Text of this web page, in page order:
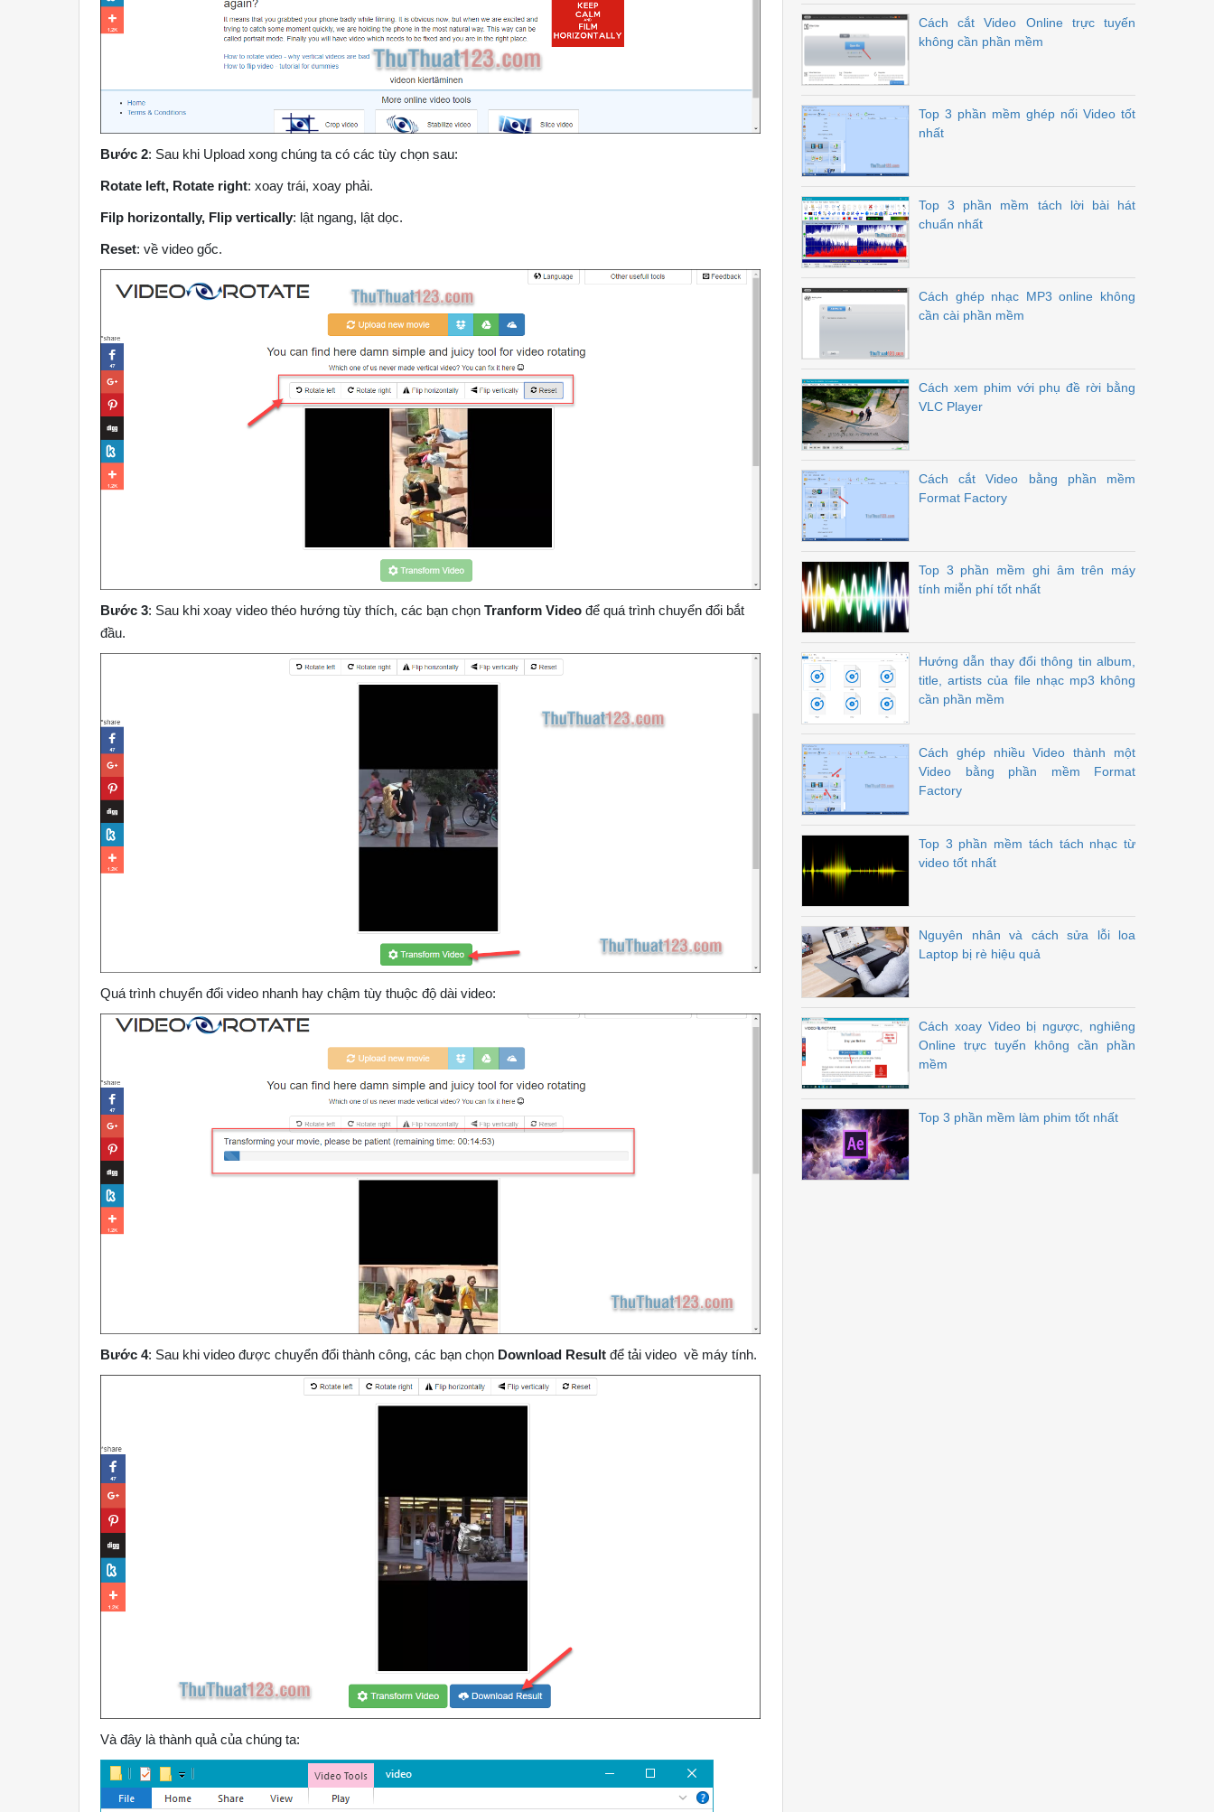
Bước 2: Sau khi Upload xong chúng ta có các tùy chọn sau:
Rotate left, Rotate right: xoay trái, xoay phải.
Filp horizontally, Flip vertically: lật ngang, lật dọc.
Reset: về video gốc.
Bước 3: Sau khi xoay video théo hướng tùy thích, các bạn chọnTranform Video để quá trình chuyển đổi bắt
đầu.
Quá trình chuyển đổi video nhanh hay chậm tùy thuộc độ dài video:
Bước 4: Sau khi video được chuyển đổi thành công, các bạn chọn Download Result để tải video về máy tính.
Và đây là thành quả của chúng ta:
Cách cắt Video Online trực tuyến
không cần phần mềm
Top 3 phần mềm ghép nối Video tốt
nhất
Top 3 phần mềm tách lời bài hát
chuẩn nhất
Cách ghép nhạc MP3 online không
cần cài phần mềm
Cách xem phim với phụ đề rời bằng
VLC Player
Cách cắt Video bằng phần mềm
Format Factory
Top 3 phần mềm ghi âm trên máy
tính miễn phí tốt nhất
Hướng dẫn thay đổi thông tin album,
title, artists của file nhạc mp3 không
cần phần mềm
Cách ghép nhiều Video thành một
Video bằng phần mềm Format
Factory
Top 3 phần mềm tách tách nhạc từ
video tốt nhất
Nguyên nhân và cách sửa lỗi loa
Laptop bị rè hiệu quả
Cách xoay Video bị ngược, nghiêng
Online trực tuyến không cần phần
mềm
Top 3 phần mềm làm phim tốt nhất